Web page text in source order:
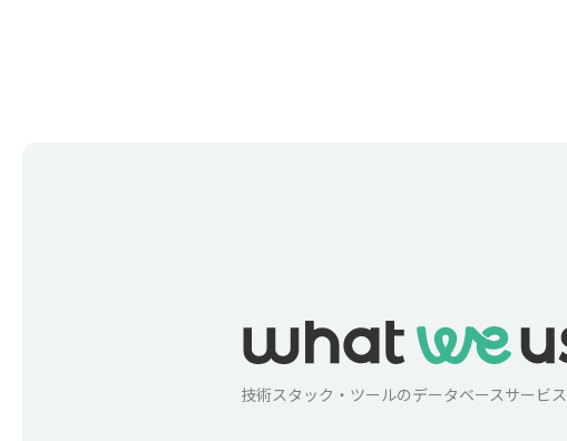
技術スタック・ツールのデータベースサービス